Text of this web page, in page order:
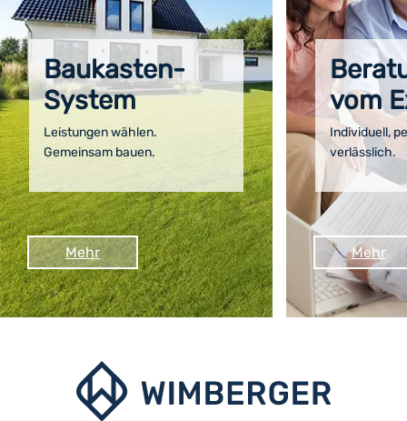
Baukasten-
System
Leistungen wählen.
Gemeinsam bauen.
Mehr
vom
Individuell,
verlässlich.
Mehr